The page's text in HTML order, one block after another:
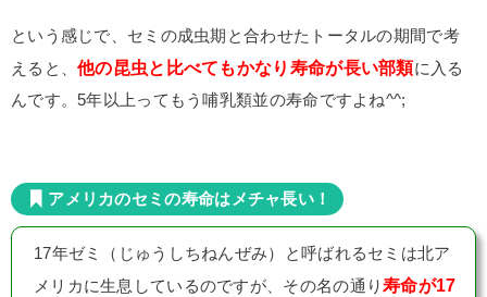
という感じで、セミの成虫期と合わせたトータルの期間で考
えると、他の昆虫と比べてもかなり寿命が長い部類に入る
んです。5年以上ってもう哺乳類並の寿命ですよね^^;
アメリカのセミの寿命はメチャ長い！
17年ゼミ（じゅうしちねんぜみ）と呼ばれるセミは北ア
メリカに生息しているのですが、その名の通り寿命が17